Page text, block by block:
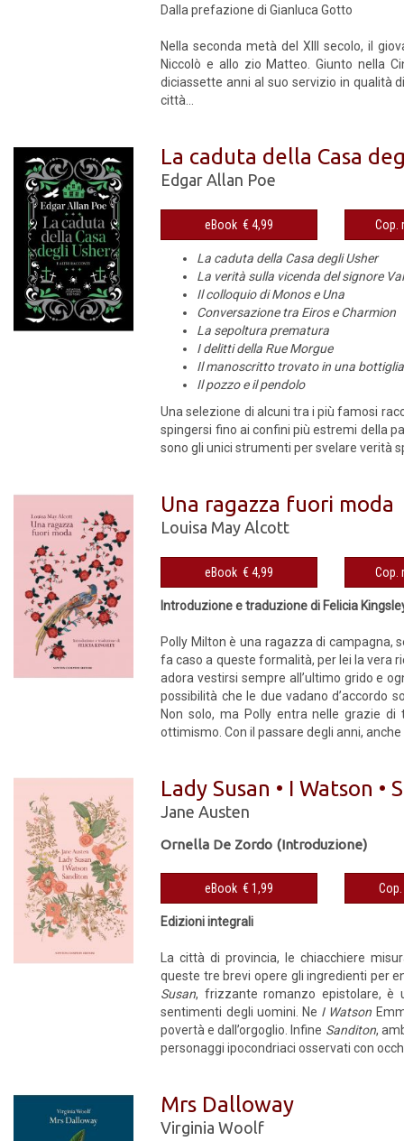
Dalla prefazione di Gianluca Gotto
Nella seconda metà del XIII secolo, il
Niccolò e allo zio Matteo. Giunto nella
diciassette anni al suo servizio in qualità
città...
La caduta della Casa
Edgar Allan Poe
eBook € 4,99
La caduta della Casa degli Usher
La verità sulla vicenda del signore
Il colloquio di Monos e Una
Conversazione tra Eiros e Charmion
La sepoltura prematura
I delitti della Rue Morgue
Il manoscritto trovato in una bottiglia
Il pozzo e il pendolo
Una selezione di alcuni tra i più famosi
spingersi fino ai confini più estremi della
sono gli unici strumenti per svelare verità
Una ragazza fuori moda
Louisa May Alcott
eBook € 4,99
Introduzione e traduzione di Felicia
Polly Milton è una ragazza di campagna,
fa caso a queste formalità, per lei la vera
adora vestirsi sempre all’ultimo grido e
possibilità che le due vadano d’accordo
Non solo, ma Polly entra nelle grazie
ottimismo. Con il passare degli anni,
Lady Susan • I Watson •
Jane Austen
Ornella De Zordo (Introduzione)
eBook € 1,99
Edizioni integrali
La città di provincia, le chiacchiere
queste tre brevi opere gli ingredienti per
Susan, frizzante romanzo epistolare, è
sentimenti degli uomini. Ne I Watson
povertà e dall’orgoglio. Infine Sanditon,
personaggi ipocondriaci osservati con
Mrs Dalloway
Virginia Woolf